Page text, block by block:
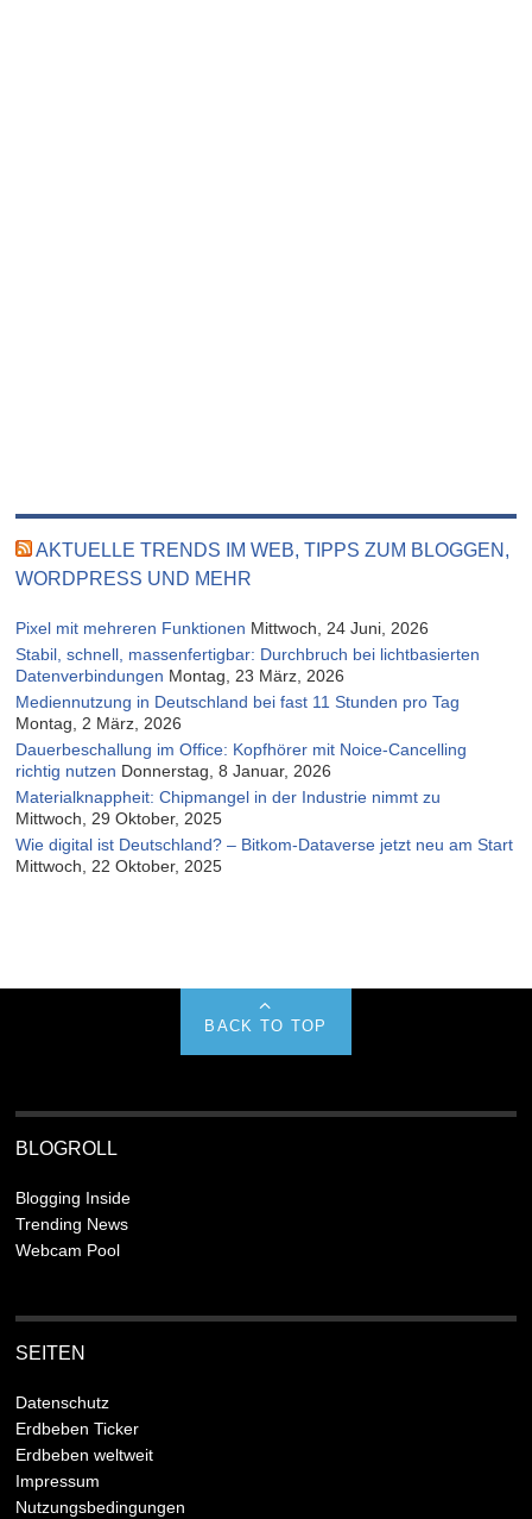
AKTUELLE TRENDS IM WEB, TIPPS ZUM BLOGGEN,
WORDPRESS UND MEHR
Pixel mit mehreren Funktionen Mittwoch, 24 Juni, 2026
Stabil, schnell, massenfertigbar: Durchbruch bei lichtbasierten
Datenverbindungen Montag, 23 März, 2026
Mediennutzung in Deutschland bei fast 11 Stunden pro Tag
Montag, 2 März, 2026
Dauerbeschallung im Office: Kopfhörer mit Noice-Cancelling
richtig nutzen Donnerstag, 8 Januar, 2026
Materialknappheit: Chipmangel in der Industrie nimmt zu
Mittwoch, 29 Oktober, 2025
Wie digital ist Deutschland? – Bitkom-Dataverse jetzt neu am Start
Mittwoch, 22 Oktober, 2025
BACK TO TOP
BLOGROLL
Blogging Inside
Trending News
Webcam Pool
SEITEN
Datenschutz
Erdbeben Ticker
Erdbeben weltweit
Impressum
Nutzungsbedingungen